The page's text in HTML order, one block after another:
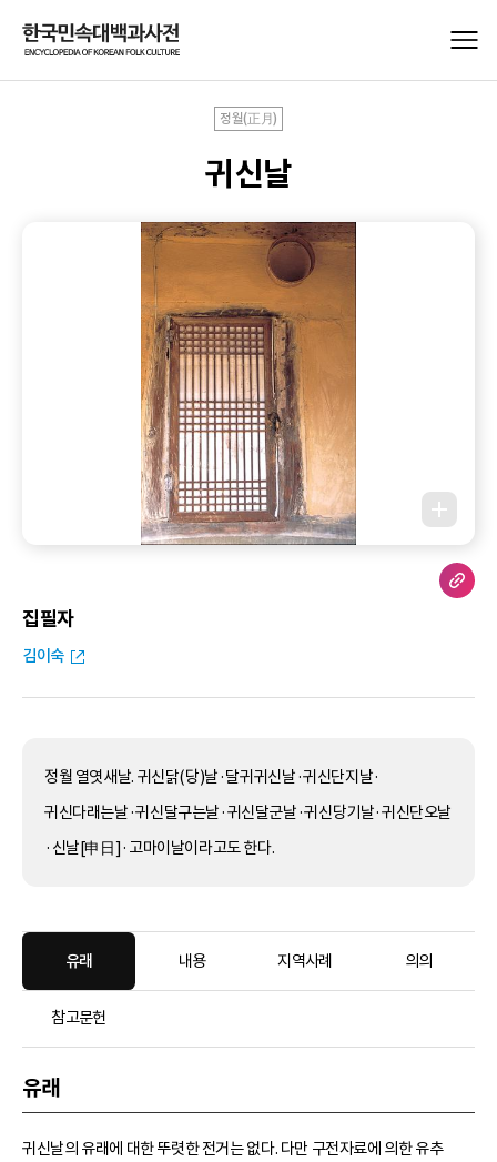
정월(正月)
귀신날
집필자
김이숙
정월 열엿새날. 귀신닭(당)날·달귀귀신날·귀신단지날·
귀신다래는날·귀신달구는날·귀신달군날·귀신당기날·귀신단오날
·신날[申日]·고마이날이라고도 한다.
유래 내용 지역사례 의의
참고문헌
유래
귀신날의 유래에 대한 뚜렷한 전거는 없다. 다만 구전자료에 의한 유추